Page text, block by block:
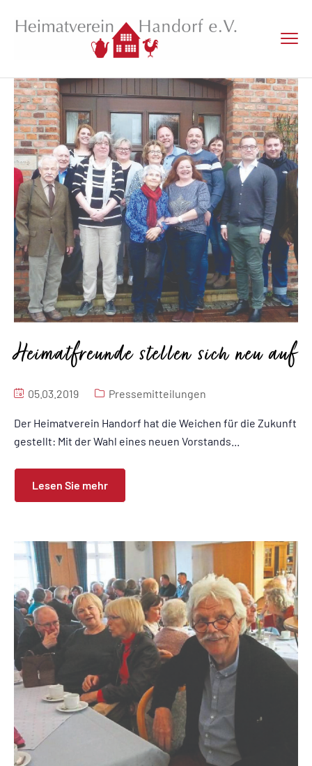
Heimatfreunde stellen sich neu auf
05.03.2019 Pressemitteilungen
Der Heimatverein Handorf hat die Weichen für die Zukunft
gestellt: Mit der Wahl eines neuen Vorstands...
Lesen Sie mehr